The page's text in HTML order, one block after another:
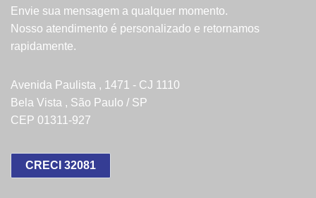
Envie sua mensagem a qualquer momento.
Nosso atendimento é personalizado e retornamos
rapidamente.
Avenida Paulista , 1471 - CJ 1110
Bela Vista , São Paulo / SP
CEP 01311-927
CRECI 32081